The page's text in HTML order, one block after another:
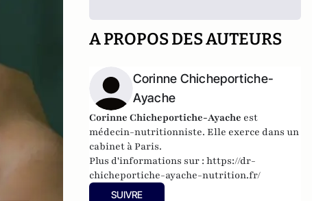
A PROPOS DES AUTEURS
Corinne Chicheportiche-
Ayache
Corinne Chicheportiche-Ayache est
médecin-nutritionniste. Elle exerce dans un
cabinet à Paris.
Plus d'informations sur :https://dr-
chicheportiche-ayache-nutrition.fr/
SUIVRE